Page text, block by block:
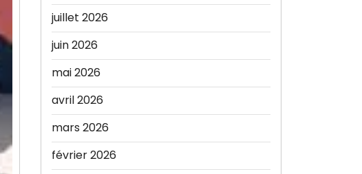
juillet 2026
juin 2026
mai 2026
avril 2026
mars 2026
février 2026